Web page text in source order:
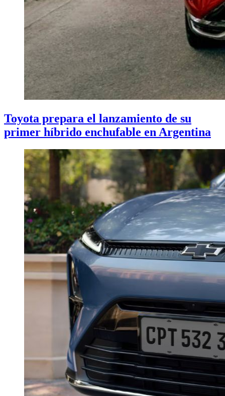
Toyota prepara el lanzamiento de su
primer híbrido enchufable en Argentina